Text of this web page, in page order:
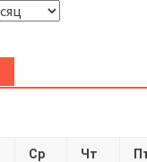
Ср Чт